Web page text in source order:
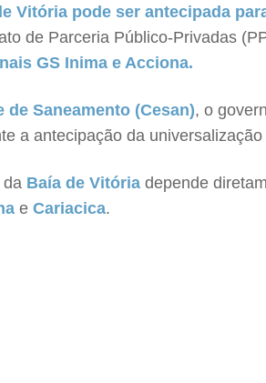
Vitória pode ser antecipada
de Parceria Público-Privadas
GS Inima e Acciona.
Saneamento (Cesan), o
a antecipação da
da Baía de Vitória depende
e Cariacica.